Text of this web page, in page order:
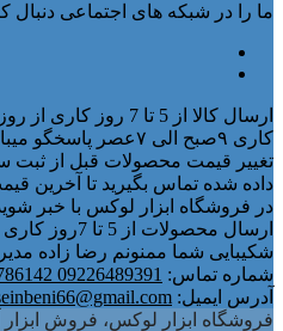
ما را در شبکه های اجتماعی دنبال
ارسال کالا از 5 تا 7
کاری ۹صبح الی ۷عصر
تغییر قیمت محصولات قبل از
داده شده تماس بگیرید تا آخرین
در فروشگاه ابزار لوکس با خبر
ارسال محصولات
شکیبایی شما ممنونم رضا زاده
شماره تماس: 09226489391 09213786142
آدرس ایمیل:
فروشگاه ابزار لوکس، فروش ابزار